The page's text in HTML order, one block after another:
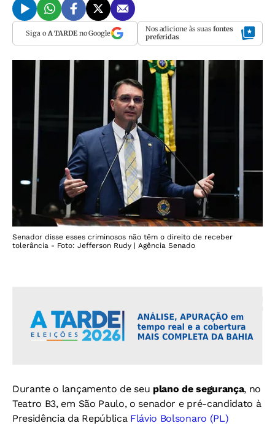
Siga o A TARDEno Google Nos adicione às suas fontes
preferidas
Senador disse esses criminosos não têm o direito de receber
tolerância - Foto: Jefferson Rudy | Agência Senado
Durante o lançamento de seu plano de segurança, no
Teatro B3, em São Paulo, o senador e pré-candidato à
Presidência da República Flávio Bolsonaro (PL)